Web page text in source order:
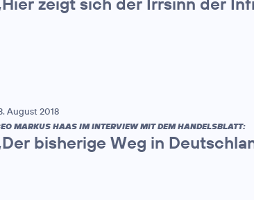
August 2018
MARKUS HAAS IM INTERVIEW MIT DEM HANDELSBLATT:
bisherige Weg in